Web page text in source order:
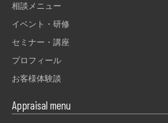
相談メニュー
イベント・研修
セミナー・講座
プロフィール
お客様体験談
Appraisal menu